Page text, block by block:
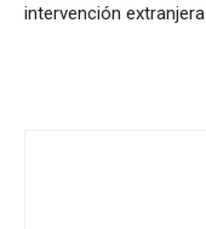
intervención extranjera